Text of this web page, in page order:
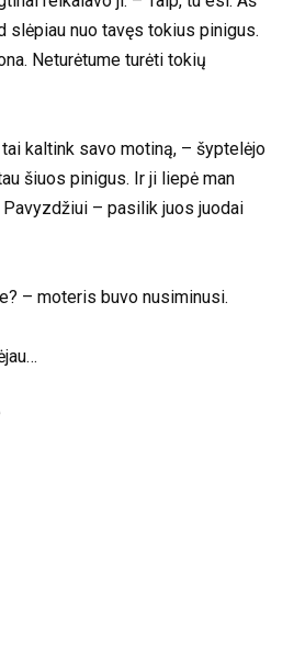
slėpiau nuo tavęs tokius pinigus.
Neturėtume turėti tokių
kaltink savo motiną, – šyptelėjo
šiuos pinigus. Ir ji liepė man
– pasilik juos juodai
– moteris buvo nusiminusi.